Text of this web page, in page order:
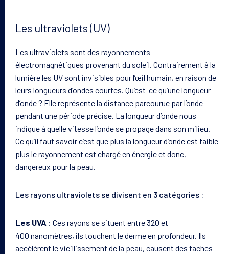
Les ultraviolets (UV)
Les ultraviolets sont des rayonnements
électromagnétiques provenant du soleil. Contrairement à la
lumière les UV sont invisibles pour l’œil humain, en raison de
leurs longueurs d’ondes courtes. Qu’est-ce qu’une longueur
d’onde ? Elle représente la distance parcourue par l’onde
pendant une période précise. La longueur d’onde nous
indique à quelle vitesse l’onde se propage dans son milieu.
Ce qu’il faut savoir c’est que plus la longueur d’onde est faible
plus le rayonnement est chargé en énergie et donc,
dangereux pour la peau.
Les rayons ultraviolets se divisent en 3 catégories :
Les UVA : Ces rayons se situent entre 320 et
400 nanomètres, ils touchent le derme en profondeur. Ils
accélèrent le vieillissement de la peau, causent des taches